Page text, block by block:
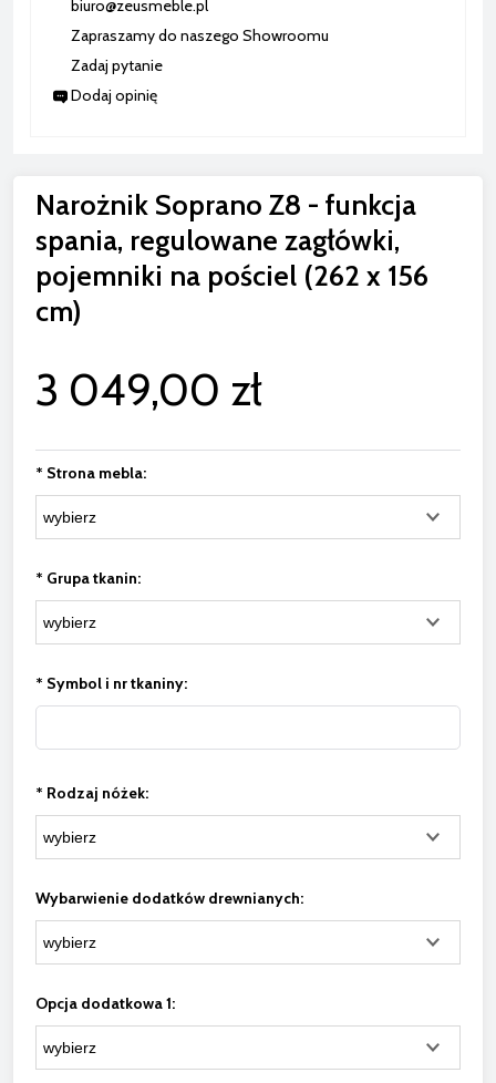
biuro@zeusmeble.pl
Zapraszamy do naszego Showroomu
Zadaj pytanie
Dodaj opinię
Narożnik Soprano Z8 - funkcja
spania, regulowane zagłówki,
pojemniki na pościel (262 x 156
cm)
3 049,00 zł
* Strona mebla:
* Grupa tkanin:
* Symbol i nr tkaniny:
* Rodzaj nóżek:
Wybarwienie dodatków drewnianych:
Opcja dodatkowa 1: